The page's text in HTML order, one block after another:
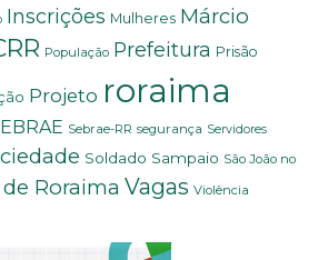
Inscrições Mulheres Márcio
População Prefeitura Prisão
Projeto roraima
Sebrae-RR segurança Servidores
Soldado Sampaio São João no
Roraima Vagas Violência